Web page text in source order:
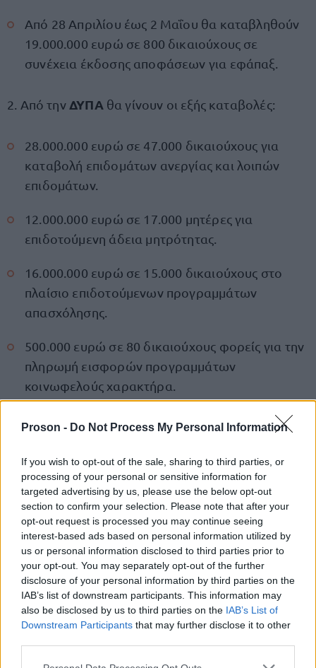
Proson - Do Not Process My Personal Information
If you wish to opt-out of the sale, sharing to third parties, or
processing of your personal or sensitive information for
targeted advertising by us, please use the below opt-out
section to confirm your selection. Please note that after your
opt-out request is processed you may continue seeing
interest-based ads based on personal information utilized by
us or personal information disclosed to third parties prior to
your opt-out. You may separately opt-out of the further
disclosure of your personal information by third parties on the
IAB’s list of downstream participants. This information may
also be disclosed by us to third parties on the IAB’s List of
Downstream Participants that may further disclose it to other
Please note that this website/app uses one or more Google
Από 28 Απριλίου έως 2 Μαΐου θα καταβληθούν
19.000.000 ευρώ σε 800 δικαιούχους σε
συνέχεια έκδοσης αποφάσεων για εφάπαξ.
2. Από την ΔΥΠΑ θα γίνουν οι εξής καταβολές:
28.000.000 ευρώ σε 47.000 δικαιούχους για
καταβολή επιδομάτων ανεργίας και λοιπών
επιδομάτων.
12.000.000 ευρώ σε 17.000 μητέρες για
επιδοτούμενη άδεια μητρότητας.
16.000.000 ευρώ σε 15.000 δικαιούχους στο
πλαίσιο επιδοτούμενων προγραμμάτων
απασχόλησης.
500.000 ευρώ σε 80 δικαιούχους φορείς για την
πληρωμή εισφορών προγραμμάτων
κοινωφελούς χαρακτήρα.
250.000 ευρώ σε 3 δικαιούχους του
ΑΣΕΠ: Πιστοποίηση Αγγλικών σε
μόνο 2 ημέρες στα χέρια σας
ΑΣΕΠ: Εξ αποστάσεως η πιο Εύκολη
Πιστοποίηση Υπολογιστών σε 2